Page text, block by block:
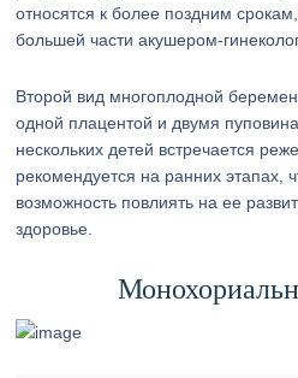
относятся к более поздним
большей части акушером-
Второй вид многоплодной
одной плацентой и двумя
нескольких детей встречается
рекомендуется на ранних этапах,
возможность повлиять на ее
здоровье.